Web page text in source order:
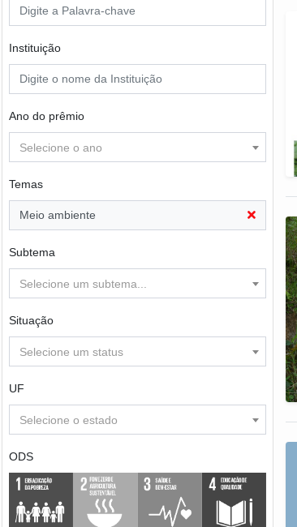
Instituição
Ano do prêmio
Selecione o ano
Temas
Meio ambiente
Subtema
Selecione um subtema...
Situação
Selecione um status
UF
Selecione o estado
ODS